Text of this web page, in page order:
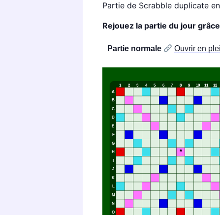
Partie de Scrabble duplicate
Rejouez la partie du jour
Partie normale Ouvrir en